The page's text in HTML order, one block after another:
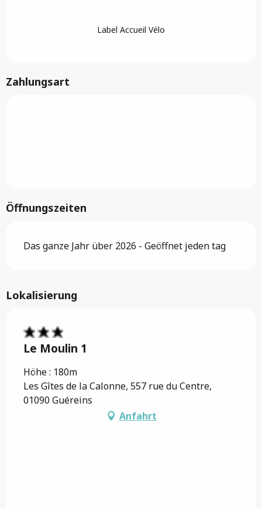
Label Accueil Vélo
Zahlungsart
Öffnungszeiten
Das ganze Jahr über 2026 - Geöffnet jeden tag
Lokalisierung
Le Moulin 1
Höhe : 180m
Les Gîtes de la Calonne, 557 rue du Centre,
01090 Guéreins
Anfahrt